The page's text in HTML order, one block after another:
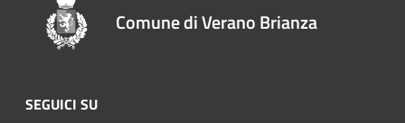
Comune di Verano Brianza
SEGUICI SU